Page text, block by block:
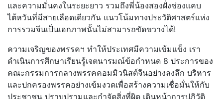
และความมั่นคงในระยะยาว รวมถึงพี่น้องสองฝั่งช่องแคบ
ไต้หวันที่มีสายเลือดเดียวกัน แนวโน้มทางประวัติศาสตร์แห่ง
การรวมจีนเป็นเอกภาพนั้นไม่สามารถขัดขวางได้!
ความเจริญของพรรคฯ ทำให้ประเทศมีความเข้มแข็ง เรา
ดำเนินการศึกษาเรียนรู้เจตนารมณ์ข้อกำหนด 8 ประการของ
คณะกรรมการกลางพรรคคอมมิวนิสต์จีนอย่างลงลึก บริหาร
และปกครองพรรคอย่างเข้มงวดเพื่อสร้างความเชื่อมั่นให้กับ
ประชาชน ปราบปรามและกำจัดสิ่งที่ผิด เดินหน้าการปฏิวัติ